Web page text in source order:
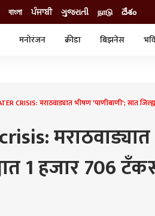
বাংলা ਪੰਜਾਬੀ ગુજરાતી நாடு దేశం
मनोरंजन क्रीडा बिझनेस
CRISIS: मराठवाड्यात भीषण 'पाणीबाणी'; सात
1 हजार 706